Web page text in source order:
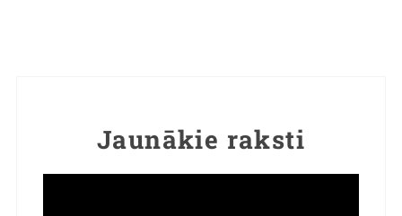
Jaunākie raksti